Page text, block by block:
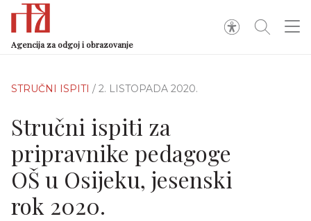
Agencija za odgoj i obrazovanje
STRUČNI ISPITI / 2. LISTOPADA 2020.
Stručni ispiti za
pripravnike pedagoge
OŠ u Osijeku, jesenski
rok 2020.